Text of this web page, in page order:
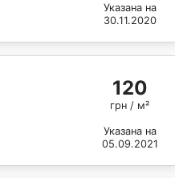
Указана на
30.11.2020
120
грн / м²
Указана на
05.09.2021